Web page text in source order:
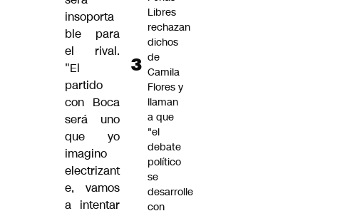
insoporta
ble para
el rival.
"El
partido
con Boca
será uno
que yo
imagino
electrizant
e, vamos
a intentar
Libres
rechazan
dichos
de
Camila
Flores y
llaman
a que
"el
debate
político
se
desarrolle
con